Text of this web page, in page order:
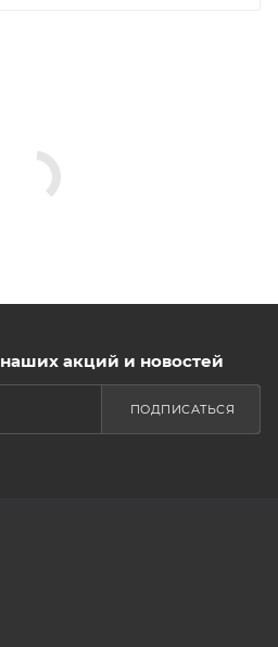
наших акций и новостей
ПОДПИСАТЬСЯ